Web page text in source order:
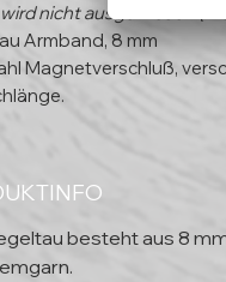
nicht ausgewiesen
Armband, 8 mm
Magnetverschluß,
besteht aus 8